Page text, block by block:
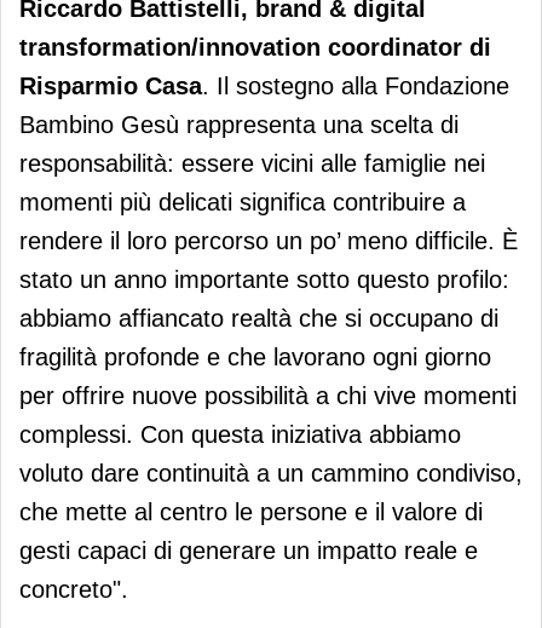
Riccardo Battistelli, brand & digital
transformation/innovation coordinator di
Risparmio Casa. Il sostegno alla Fondazione
Bambino Gesù rappresenta una scelta di
responsabilità: essere vicini alle famiglie nei
momenti più delicati significa contribuire a
rendere il loro percorso un po’ meno difficile. È
stato un anno importante sotto questo profilo:
abbiamo affiancato realtà che si occupano di
fragilità profonde e che lavorano ogni giorno
per offrire nuove possibilità a chi vive momenti
complessi. Con questa iniziativa abbiamo
voluto dare continuità a un cammino condiviso,
che mette al centro le persone e il valore di
gesti capaci di generare un impatto reale e
concreto".